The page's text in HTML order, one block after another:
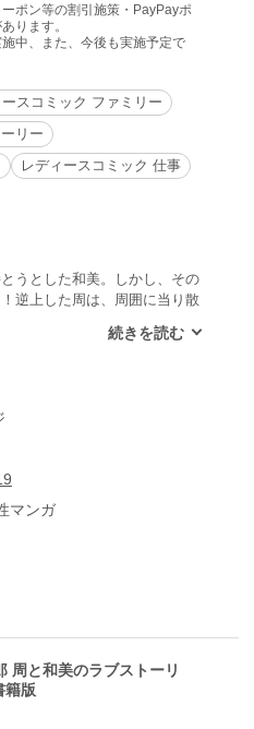
ポン等の割引施策・PayPayポ
ります。
中、また、今後も実施予定で
ースコミック ファミリー
リー
レディースコミック 仕事
うとした和美。しかし、その
逆上した周は、周囲に当り散
の怒りはますますひどくなっ
マンガ
周と和美のラブストーリ
籍版